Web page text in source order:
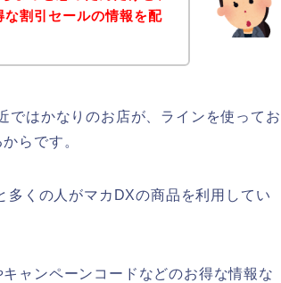
割引セールの情報を配
ではかなりのお店が、ラインを使ってお
らです。
くの人がマカDXの商品を利用してい
ャンペーンコードなどのお得な情報な